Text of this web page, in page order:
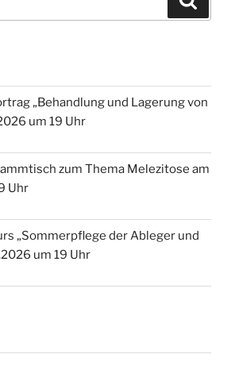
„Behandlung und Lagerung von
um 19 Uhr
zum Thema Melezitose am
Uhr
„Sommerpflege der Ableger und
um 19 Uhr